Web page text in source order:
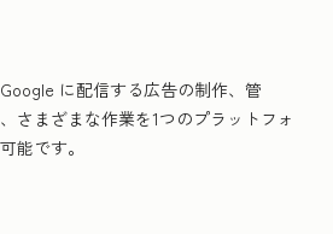
に配信する広告の制作、管
さまざまな作業を1つのプラットフォ
能です。